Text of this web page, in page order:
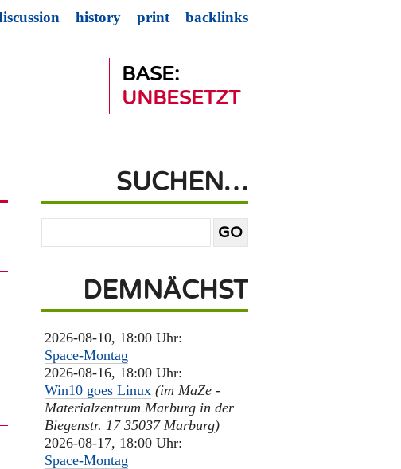
BASE:
UNBESETZT
history print backlinks
SUCHEN…
DEMNÄCHST
2026-08-10, 18:00 Uhr:
Space-Montag
2026-08-16, 18:00 Uhr:
Win10 goes Linux (im MaZe -
Materialzentrum Marburg in der
Biegenstr. 17 35037 Marburg)
2026-08-17, 18:00 Uhr:
Space-Montag